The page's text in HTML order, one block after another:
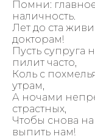
Помни:
наличность.
Лет до ста
докторам!
Пусть супруга
пилит часто,
Коль с
утрам,
А ночами
страстных,
Чтобы снова
выпить нам!